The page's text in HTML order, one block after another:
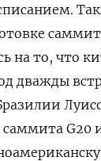
на то, что
дважды
G20